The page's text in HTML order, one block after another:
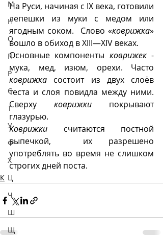
М
Н
О
П
Р
С
Т
У
Ф
Х
Ц
Ч
Ш
Щ
На Руси, начиная с IX века, готовили
лепешки из муки с медом или
ягодным соком.  Слово «коврижка»
вошло в обиход в XIII—XIV веках.
Основные компоненты коврижек -
коврижка состоит из двух слоёв
теста и слоя повидла между ними.
Сверху коврижки покрывают
глазурью.
Коврижки считаются постной
выпечкой,  их разрешено
употреблять во время не слишком
строгих дней поста.
К